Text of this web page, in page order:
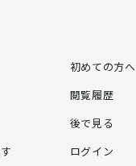
初めての方へ
閲覧履歴
後で見る
ログイン